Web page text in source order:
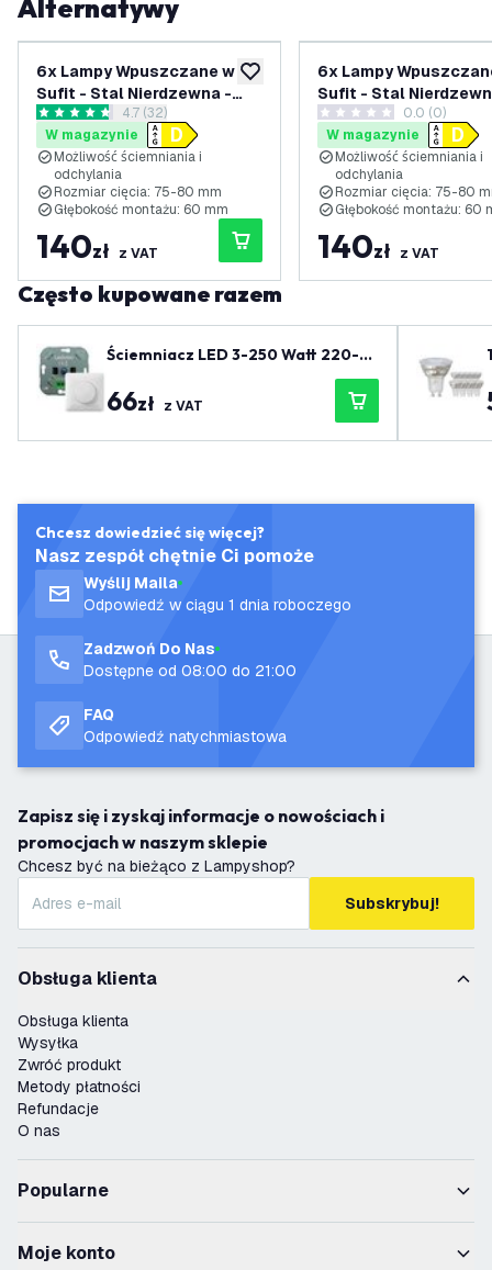
Alternatywy
dodaj do listy życzeń
6x Lampy Wpuszczane w
Sufit - Stal Nierdzewna -
Amsterdam - ściemniane -
3W - 2700K - ø82mm
otwórz panel recenzji
4.7 Gwiazdki oceny
4.7 (32)
W magazynie
Możliwość ściemniania i
odchylania
Rozmiar cięcia: 75-80 mm
Głębokość montażu: 60 mm
140zł z VAT
6x Lampy
Sufit - Stal
Amsterdam -
3W - 6500K - ø82mm
0 Gwiazdki oceny
0.0 (0)
W magazynie
Możliwość ściemniania i
odchylania
Rozmiar cięcia: 75-80
Głębokość montażu: 60
140zł z VAT
Często kupowane razem
Ściemniacz LED 3-250 Watt 220-2
40V - Odcięcie fazy - Uniwersalny -
Kompletny
66zł z VAT
Chcesz dowiedzieć się więcej?
Nasz zespół chętnie Ci pomoże
Wyślij Maila
Odpowiedź w ciągu 1 dnia roboczego
Zadzwoń Do Nas
Dostępne od 08:00 do 21:00
FAQ
Odpowiedź natychmiastowa
Zapisz się i zyskaj informacje o nowościach i
promocjach w naszym sklepie
Chcesz być na bieżąco z Lampyshop?
Subskrybuj!
Obsługa klienta
Obsługa klienta
Wysyłka
Zwróć produkt
Metody płatności
Refundacje
O nas
Popularne
Moje konto